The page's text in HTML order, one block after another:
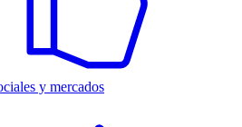
y mercados